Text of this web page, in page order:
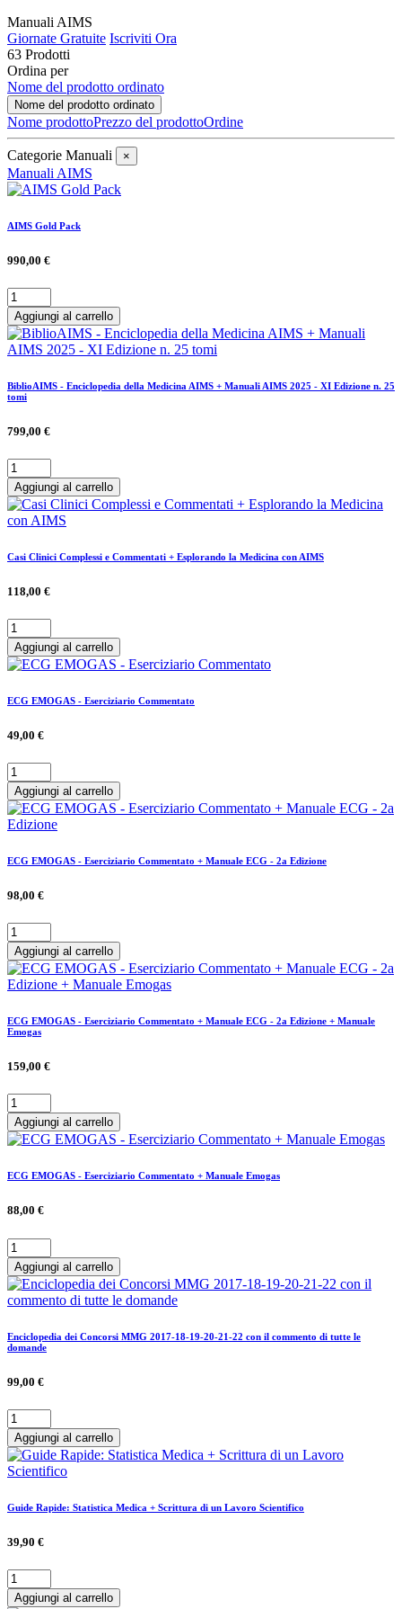
Manuali AIMS
Giornate Gratuite Iscriviti Ora
63 Prodotti
Ordina per
Nome del prodotto ordinato
Nome del prodotto ordinato
Nome prodottoPrezzo del prodottoOrdine
Categorie Manuali ×
Manuali AIMS
AIMS Gold Pack
990,00 €
Aggiungi al carrello
BiblioAIMS - Enciclopedia della Medicina AIMS + Manuali AIMS 2025 - XI Edizione n. 25
tomi
799,00 €
Aggiungi al carrello
Casi Clinici Complessi e Commentati + Esplorando la Medicina con AIMS
118,00 €
Aggiungi al carrello
ECG EMOGAS - Eserciziario Commentato
49,00 €
Aggiungi al carrello
ECG EMOGAS - Eserciziario Commentato + Manuale ECG - 2a Edizione
98,00 €
Aggiungi al carrello
ECG EMOGAS - Eserciziario Commentato + Manuale ECG - 2a Edizione + Manuale
Emogas
159,00 €
Aggiungi al carrello
ECG EMOGAS - Eserciziario Commentato + Manuale Emogas
88,00 €
Aggiungi al carrello
Enciclopedia dei Concorsi MMG 2017-18-19-20-21-22 con il commento di tutte le
domande
99,00 €
Aggiungi al carrello
Guide Rapide: Statistica Medica + Scrittura di un Lavoro Scientifico
39,90 €
Aggiungi al carrello